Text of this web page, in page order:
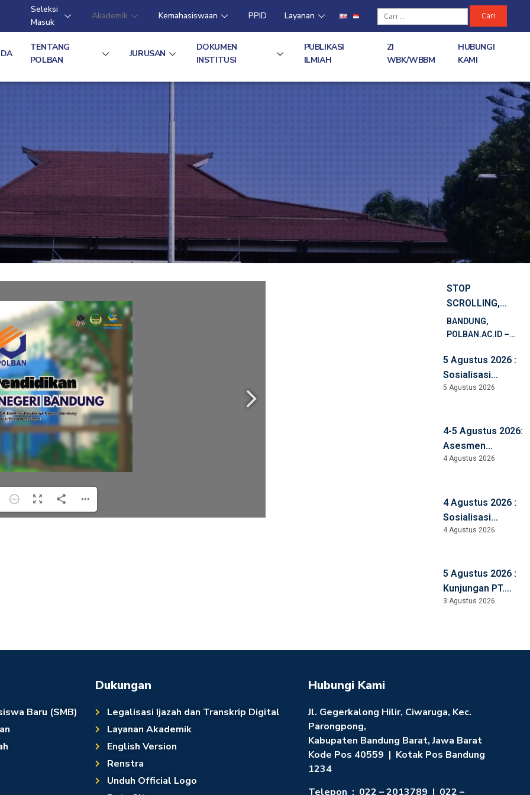
Seleksi
Masuk
Akademik Kemahasiswaan PPID Layanan
TENTANG
POLBAN
JURUSAN
DOKUMEN
INSTITUSI
PUBLIKASI
ILMIAH
ZI
WBK/WBBM
HUBUNGI
KAMI
STOP
SCROLLING,
START EARNING!
PELATIHAN
AFFILIATE
UNTUK
MAHASISWA
BANDUNG,
POLBAN.AC.ID –
MENDUKUNG
PENINGKATAN
KOMPETENSI
DIGITAL, DAN
PENGEMBANGAN
KEWIRAUSAHAAN,
BALAI PELATIHAN
5 Agustus 2026 :
Sosialisasi
Pembangunan ZI
Kekerasan, dan
Anti Narkoba
5 Agustus 2026
4-5 Agustus 2026:
Asesmen
Lapangan
4 Agustus 2026
4 Agustus 2026 :
Sosialisasi
Praktisi Mengajar
4 Agustus 2026
5 Agustus 2026 :
Kunjungan PT.
Natori
3 Agustus 2026
Baru (SMB)
Dukungan
Legalisasi Ijazah dan Transkrip Digital
Layanan Akademik
English Version
Renstra
Unduh Official Logo
Hubungi Kami
Jl. Gegerkalong Hilir, Ciwaruga, Kec.
Parongpong,
Kabupaten Bandung Barat, Jawa Barat
Kode Pos 40559 | Kotak Pos Bandung
1234
Telepon : 022 – 2013789 | 022 –